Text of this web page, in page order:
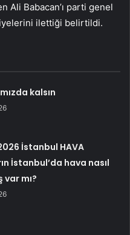
Ali Babacan’ı parti genel
ilettiği belirtildi.
kalsın
İstanbul HAVA
İstanbul’da hava nasıl
var mı?